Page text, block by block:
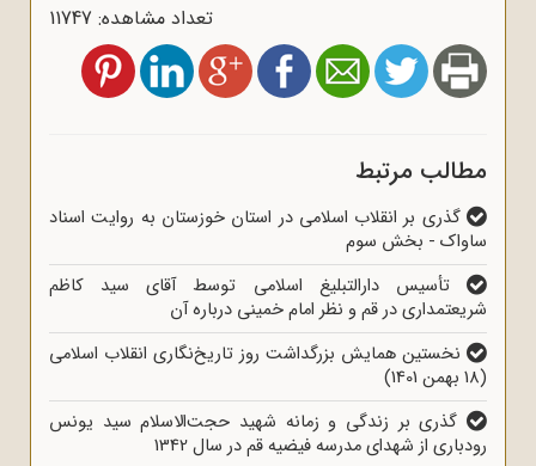
تعداد مشاهده: 11747
مطالب مرتبط
گذری بر انقلاب اسلامی در استان خوزستان به روایت اسناد
ساواک - بخش سوم
تأسیس دارالتبلیغ اسلامی توسط آقای سید کاظم
شریعتمداری در قم و نظر امام خمینی درباره آن
نخستین همایش بزرگداشت روز تاریخ‌نگاری انقلاب اسلامی
(18 بهمن 1401)
گذری بر زندگی و زمانه شهید حجت‌الاسلام سید یونس
رودباری از شهدای مدرسه فیضیه قم در سال 1342